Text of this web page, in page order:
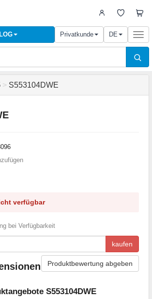
Privatkunde DE
> S553104DWE
verfügbar
bei Verfügbarkeit
kaufen
Produktbewertung abgeben
S553104DWE